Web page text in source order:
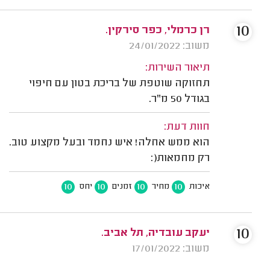
רן כרמלי, כפר סירקין.
משוב: 24/01/2022
תיאור השירות:
תחזוקה שוטפת של בריכת בטון עם חיפוי
בגודל 50 מ"ר.
חוות דעת:
הוא ממש אחלה! איש נחמד ובעל מקצוע טוב.
רק מחמאות(:
איכות 10 מחיר 10 זמנים 10 יחס 10
10
יעקב עובדיה, תל אביב.
משוב: 17/01/2022
10